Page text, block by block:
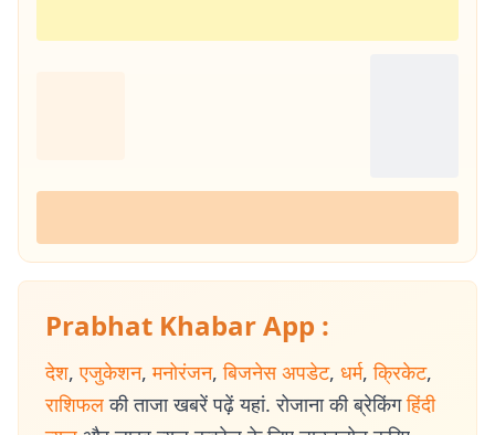
Prabhat Khabar App :
देश, एजुकेशन, मनोरंजन, बिजनेस अपडेट, धर्म, क्रिकेट,
राशिफल की ताजा खबरें पढ़ें यहां. रोजाना की ब्रेकिंग हिंदी